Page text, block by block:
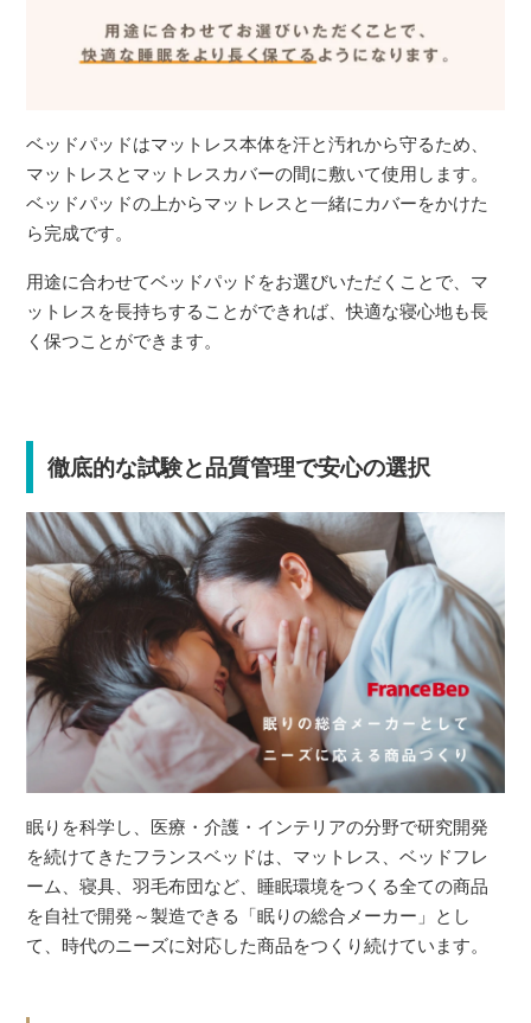
ベッドパッドはマットレス本体を汗と汚れから守るため、
マットレスとマットレスカバーの間に敷いて使用します。
ベッドパッドの上からマットレスと一緒にカバーをかけた
ら完成です。
用途に合わせてベッドパッドをお選びいただくことで、マ
ットレスを長持ちすることができれば、快適な寝心地も長
く保つことができます。
徹底的な試験と品質管理で安心の選択
眠りを科学し、医療・介護・インテリアの分野で研究開発
を続けてきたフランスベッドは、マットレス、ベッドフレ
ーム、寝具、羽毛布団など、睡眠環境をつくる全ての商品
を自社で開発～製造できる「眠りの総合メーカー」とし
て、時代のニーズに対応した商品をつくり続けています。